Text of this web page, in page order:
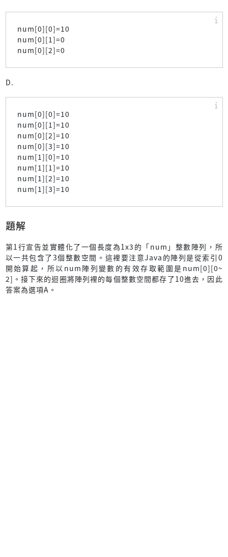
num[0][0]=10
num[0][1]=0
num[0][2]=0
D.
num[0][0]=10
num[0][1]=10
num[0][2]=10
num[0][3]=10
num[1][0]=10
num[1][1]=10
num[1][2]=10
num[1][3]=10
題解
第1行宣告並實體化了一個長度為1x3的「num」整數陣列，所
以一共包含了3個整數空間。這裡要注意Java的陣列是從索引0
開始算起，所以num陣列變數的有效存取範圍是num[0][0~
2]。接下來的迴圈將陣列裡的每個整數空間都存了10進去，因此
答案為選項A。